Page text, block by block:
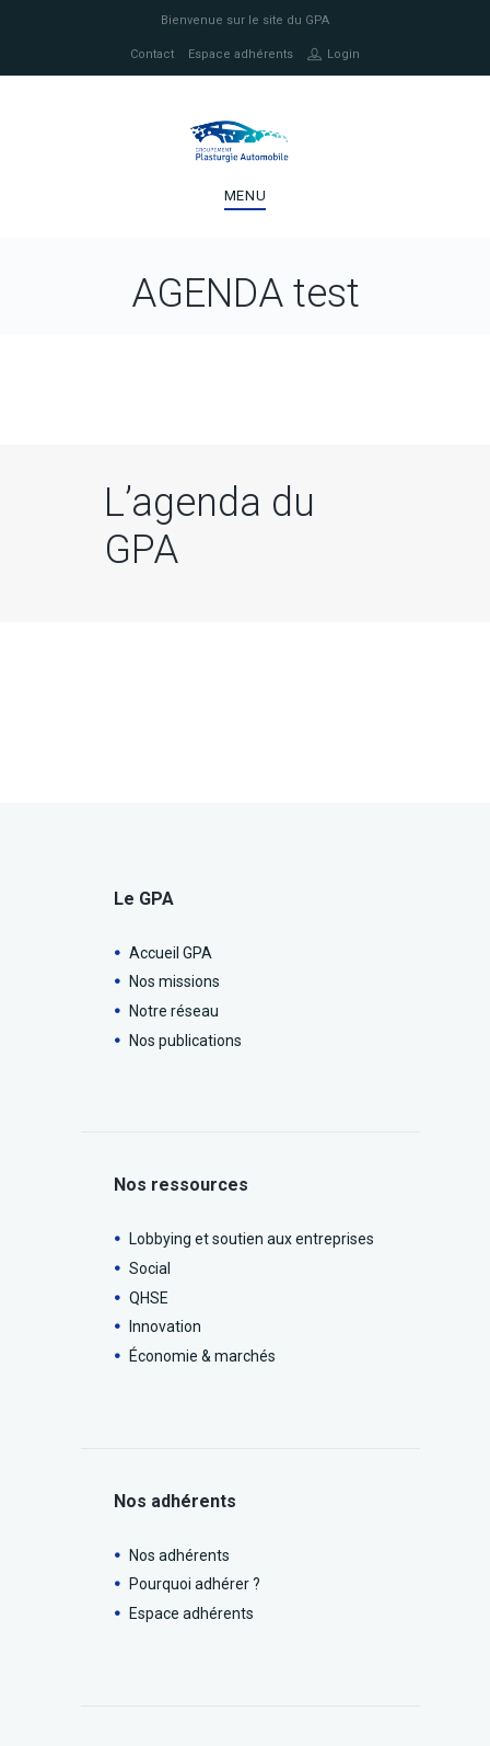
Bienvenue sur le site du GPA
Contact Espace adhérents Login
MENU
AGENDA test
L’agenda du
GPA
Le GPA
Accueil GPA
Nos missions
Notre réseau
Nos publications
Nos ressources
Lobbying et soutien aux entreprises
Social
QHSE
Innovation
Économie & marchés
Nos adhérents
Nos adhérents
Pourquoi adhérer ?
Espace adhérents